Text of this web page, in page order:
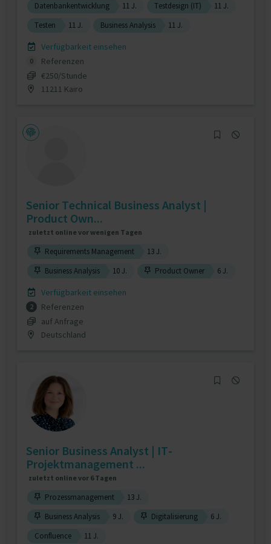
Datenbankentwicklung 11 J. Testdesign (IT)
11 J.
Testen
11 J. Business Analysis 11 J.
Verfügbarkeit einsehen
0
Referenzen
€250/Stunde
11211 Kairo
Senior Technical Business Analyst |
Product Own...
zuletzt online vor wenigen Tagen
Requirements Management
13 J.
Business Analysis
10 J. Product Owner 6 J.
Verfügbarkeit einsehen
2
Referenzen
auf Anfrage
Deutschland
Senior Business Analyst | IT-
Projektmanagement ...
zuletzt online vor 6 Tagen
Prozessmanagement
13 J.
Business Analysis
9 J. Digitalisierung
6 J.
Confluence
11 J.